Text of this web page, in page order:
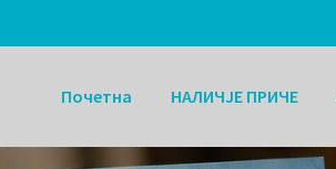
Почетна НАЛИЧЈЕ ПРИЧЕ